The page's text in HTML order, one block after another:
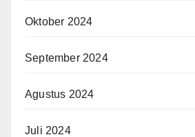
Oktober 2024
September 2024
Agustus 2024
Juli 2024